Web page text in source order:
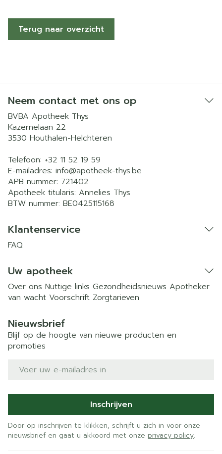
Terug naar overzicht
Neem contact met ons op
BVBA Apotheek Thys
Kazernelaan 22
3530 Houthalen-Helchteren
Telefoon: +32 11 52 19 59
E-mailadres: info@apotheek-thys.be
APB nummer: 721402
Apotheek titularis: Annelies Thys
BTW nummer: BE0425115168
Klantenservice
FAQ
Uw apotheek
Over ons Nuttige links Gezondheidsnieuws Apotheker
van wacht Voorschrift Zorgtarieven
Nieuwsbrief
Blijf op de hoogte van nieuwe producten en
promoties
E-mail adres
Inschrijven
Door op inschrijven te klikken, schrijft u zich in voor onze
nieuwsbrief en gaat u akkoord met onze privacy policy.